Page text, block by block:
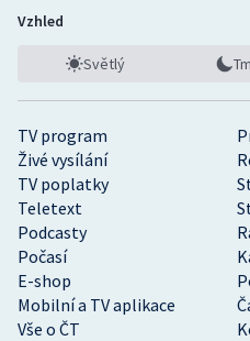
TV program
Živé vysílání
TV poplatky
Teletext
Podcasty
Počasí
E-shop
Mobilní a TV aplikace
Vše o ČT
Vzhled
Světlý